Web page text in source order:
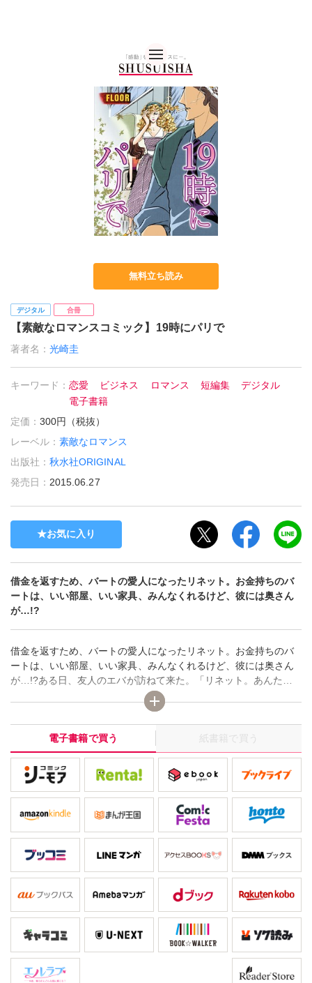
無料立ち読み
デジタル 合冊
【素敵なロマンスコミック】19時にパリで
著者名：光崎圭
キーワード：恋愛 ビジネス ロマンス 短編集
デジタル
電子書籍
定価：300円（税抜）
レーベル：素敵なロマンス
出版社：秋水社ORIGINAL
発売日： 2015.06.27
お気に入り
借金を返すため、バートの愛人になったリネット。お金持ちのバ
ートは、いい部屋、いい家具、みんなくれるけど、彼には奥さん
が…!?
借金を返すため、バートの愛人になったリネット。お金持ちのバ
ートは、いい部屋、いい家具、みんなくれるけど、彼には奥さん
が…!?ある日、友人のエバが訪ねて来た。「リネット。あんた…
レディング氏に別居中の奥さんがいること知ってる？」
「え…!?」リネットの顔が曇る。「最近のあんたを見てると心配
なのよ。忘れないで。彼は単なるパトロンで、あんたは愛人に過
ぎないってこと」「わかってるわ」わかってるわ…そんなこ
と…。
電子書籍で買う 紙書籍で買う